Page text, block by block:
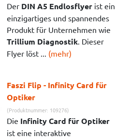
Der DIN A5 Endlosflyer ist ein
einzigartiges und spannendes
Produkt für Unternehmen wie
Trillium Diagnostik . Dieser
Flyer löst ... (mehr)
Faszi Flip - Infinity Card für
Optiker
(Produktnummer: 109276)
Die Infinity Card für Optiker
ist eine interaktive